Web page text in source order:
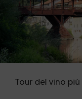
Tour del vino